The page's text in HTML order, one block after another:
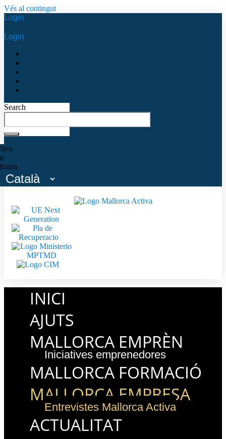
Vés al contingut
Login
Login
Search
INICI
AJUTS
MALLORCA EMPRÈN
Iniciatives emprenedores
MALLORCA FORMACIÓ
MALLORCA EMPRESA
Entrevistes Mallorca Activa
ACTUALITAT